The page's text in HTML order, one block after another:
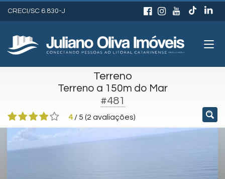
CRECI/SC 6.830-J
Terreno
Terreno a 150m do Mar
#481
4 /5 (2 avaliações)